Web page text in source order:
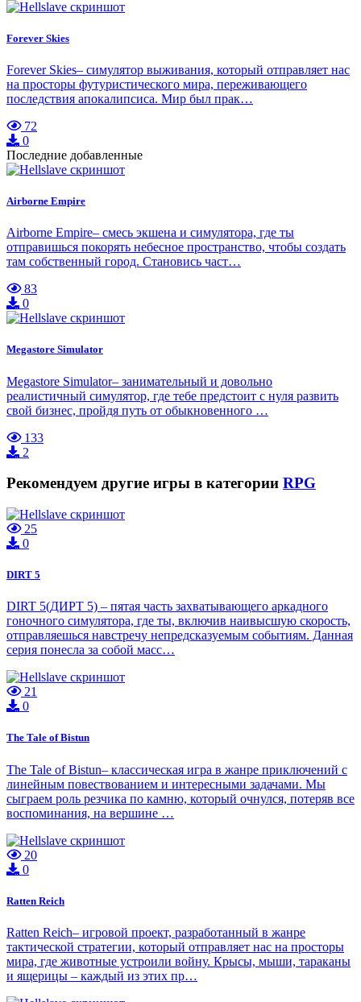
Forever Skies
Forever Skies– симулятор выживания, который отправляет нас
на просторы футуристического мира, переживающего
последствия апокалипсиса. Мир был прак…
72
0
Последние добавленные
Airborne Empire
Airborne Empire– смесь экшена и симулятора, где ты
отправишься покорять небесное пространство, чтобы создать
там собственный город. Становись част…
83
0
Megastore Simulator
Megastore Simulator– занимательный и довольно
реалистичный симулятор, где тебе предстоит с нуля развить
свой бизнес, пройдя путь от обыкновенного …
133
2
Рекомендуем другие игры в категории RPG
25
0
DIRT 5
DIRT 5(ДИРТ 5) – пятая часть захватывающего аркадного
гоночного симулятора, где ты, включив наивысшую скорость,
отправляешься навстречу непредсказуемым событиям. Данная
серия понесла за собой масс…
21
0
The Tale of Bistun
The Tale of Bistun– классическая игра в жанре приключений с
линейным повествованием и интересными задачами. Мы
сыграем роль резчика по камню, который очнулся, потеряв все
воспоминания, на вершине …
20
0
Ratten Reich
Ratten Reich– игровой проект, разработанный в жанре
тактической стратегии, который отправляет нас на просторы
мира, где животные устроили войну. Крысы, мыши, тараканы
и ящерицы – каждый из этих пр…